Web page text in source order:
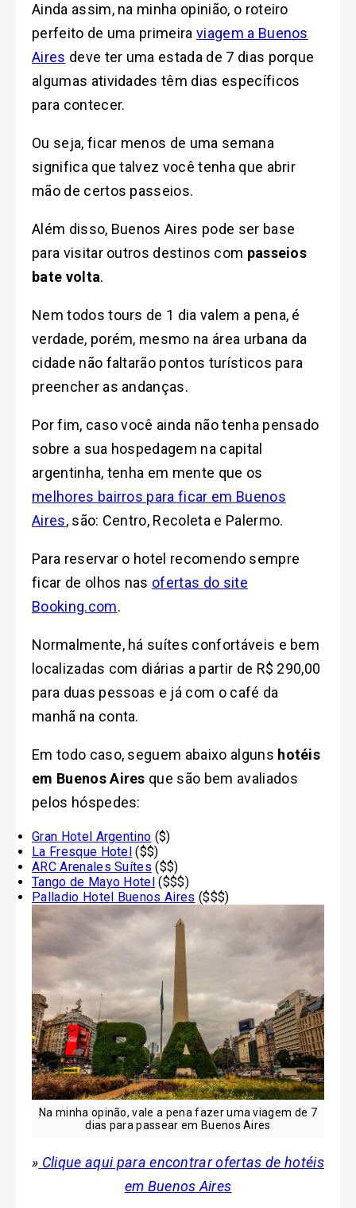
Ainda assim, na minha opinião, o roteiro
perfeito de uma primeiraviagem a Buenos
Aires deve ter uma estada de 7 dias porque
algumas atividades têm dias específicos
para contecer.
Ou seja, ficar menos de uma semana
significa que talvez você tenha que abrir
mão de certos passeios.
Além disso, Buenos Aires pode ser base
para visitar outros destinos com passeios
bate volta.
Nem todos tours de 1 dia valem a pena, é
verdade, porém, mesmo na área urbana da
cidade não faltarão pontos turísticos para
preencher as andanças.
Por fim, caso você ainda não tenha pensado
sobre a sua hospedagem na capital
argentinha, tenha em mente que os
melhores bairros para ficar em Buenos
Aires, são: Centro, Recoleta e Palermo.
Para reservar o hotel recomendo sempre
ficar de olhos nas ofertas do site
Booking.com.
Normalmente, há suítes confortáveis e bem
localizadas com diárias a partir de R$ 290,00
para duas pessoas e já com o café da
manhã na conta.
Em todo caso, seguem abaixo alguns hotéis
em Buenos Aires que são bem avaliados
pelos hóspedes:
Gran Hotel Argentino ($)
La Fresque Hotel ($$)
ARC Arenales Suítes ($$)
Tango de Mayo Hotel ($$$)
Palladio Hotel Buenos Aires ($$$)
Na minha opinão, vale a pena fazer uma viagem de 7
dias para passear em Buenos Aires
» Clique aqui para encontrar ofertas de hotéis
em Buenos Aires